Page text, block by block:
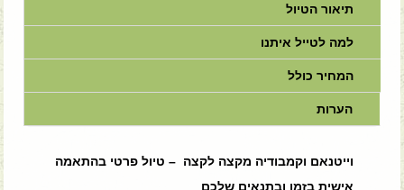
תיאור הטיול
למה לטייל איתנו
המחיר כולל
הערות
וייטנאם וקמבודיה מקצה לקצה – טיול פרטי בהתאמה
אישית בזמן ובתנאים שלכם